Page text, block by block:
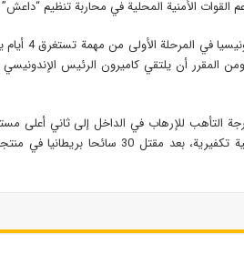
القوات الأمنية المحلية في محاربة تنظيم “داعش”
ووصل
المقرر أن يلتقي كاميرون الرئيس
التأهب للإرهاب في الداخل إلى ثاني
شن هجومات ذات خلفية تكفيرية، بعد